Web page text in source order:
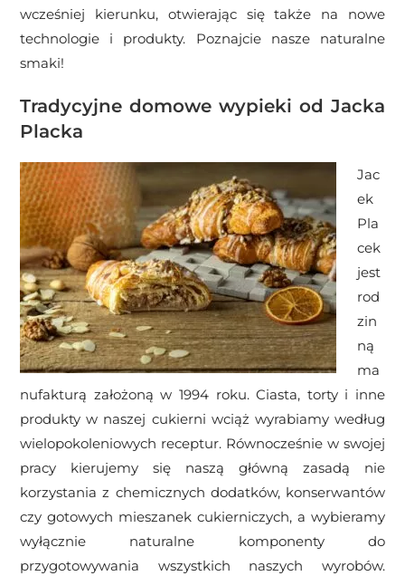
wcześniej kierunku, otwierając się także na nowe
technologie i produkty. Poznajcie nasze naturalne
smaki!
Tradycyjne domowe wypieki od Jacka
Placka
Jac
ek
Pla
cek
jest
rod
zin
ną
ma
nufakturą założoną w 1994 roku. Ciasta, torty i inne
produkty w naszej cukierni wciąż wyrabiamy według
wielopokoleniowych receptur. Równocześnie w swojej
pracy kierujemy się naszą główną zasadą nie
korzystania z chemicznych dodatków, konserwantów
czy gotowych mieszanek cukierniczych, a wybieramy
wyłącznie naturalne komponenty do
przygotowywania wszystkich naszych wyrobów.